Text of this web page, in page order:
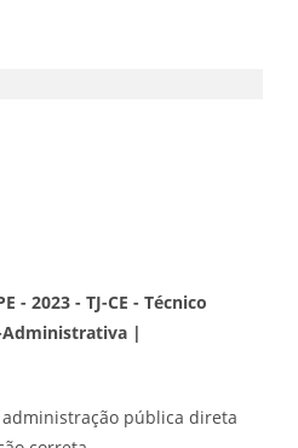
- 2023 - TJ-CE - Técnico
Administrativa |
pública direta